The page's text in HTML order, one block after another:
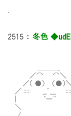
2515 ： 冬色
＿＿＿
／⌒ ⌒＼
／（ ●） （●
／ :::::
| `ー'´
＼ ／／ こ
/ ＿＿